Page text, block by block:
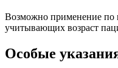
Возможно применение по
учитывающих возраст
Особые